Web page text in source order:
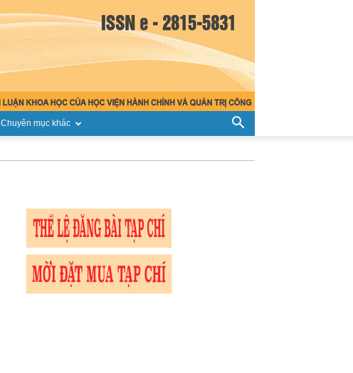
Chuyên mục khác